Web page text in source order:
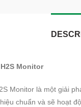
Monitor
Monitor là một giải
chuẩn và sẽ hoạt